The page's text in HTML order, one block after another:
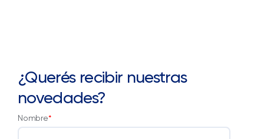
¿Querés recibir nuestras
novedades?
Nombre*